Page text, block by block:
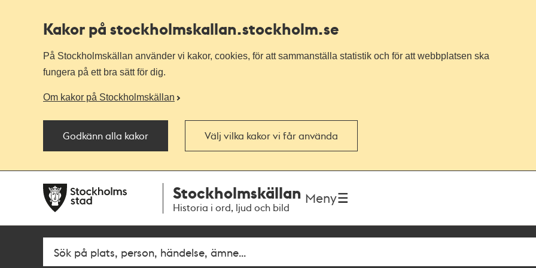
Kakor på stockholmskallan.stockholm.se
På Stockholmskällan använder vi kakor, cookies, för att sammanställa statistik och för att webbplatsen ska
fungera på ett bra sätt för dig.
Om kakor på Stockholmskällan
Godkänn alla kakor Välj vilka kakor vi får använda
navigationen
huvudinnehållet
Stockholmskällan
Historia i ord, ljud och bild
Meny
SökFritextsök